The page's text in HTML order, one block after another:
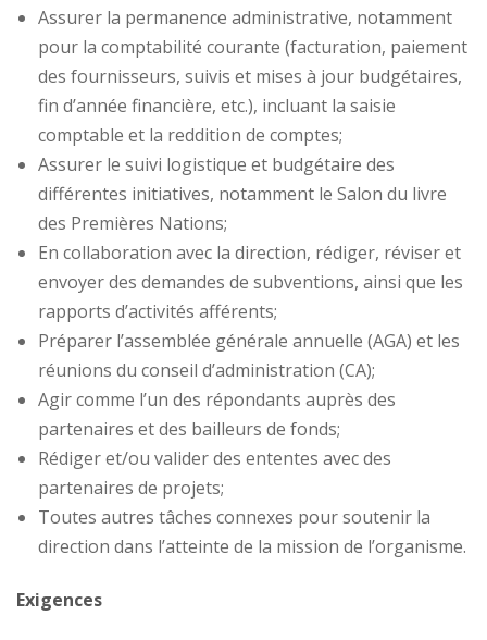
Assurer la permanence administrative, notamment
pour la comptabilité courante (facturation, paiement
des fournisseurs, suivis et mises à jour budgétaires,
fin d’année financière, etc.), incluant la saisie
comptable et la reddition de comptes;
Assurer le suivi logistique et budgétaire des
différentes initiatives, notamment le Salon du livre
des Premières Nations;
En collaboration avec la direction, rédiger, réviser et
envoyer des demandes de subventions, ainsi que les
rapports d’activités afférents;
Préparer l’assemblée générale annuelle (AGA) et les
réunions du conseil d’administration (CA);
Agir comme l’un des répondants auprès des
partenaires et des bailleurs de fonds;
Rédiger et/ou valider des ententes avec des
partenaires de projets;
Toutes autres tâches connexes pour soutenir la
direction dans l’atteinte de la mission de l’organisme.
Exigences